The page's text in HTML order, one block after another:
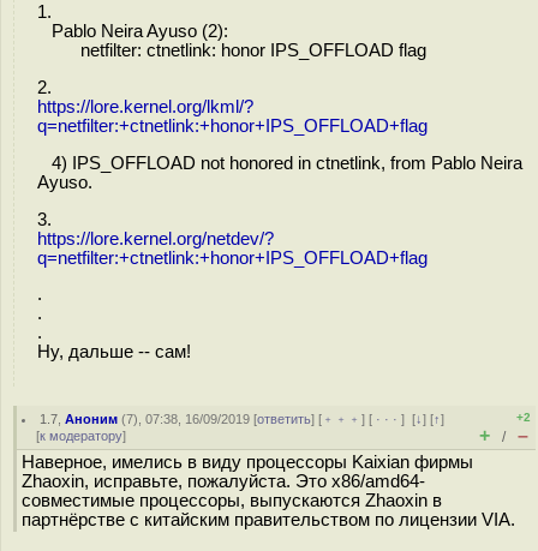
1.
Pablo Neira Ayuso (2):
netfilter: ctnetlink: honor IPS_OFFLOAD flag
2.
https://lore.kernel.org/lkml/?
q=netfilter:+ctnetlink:+honor+IPS_OFFLOAD+flag
4) IPS_OFFLOAD not honored in ctnetlink, from Pablo Neira
Ayuso.
3.
https://lore.kernel.org/netdev/?
q=netfilter:+ctnetlink:+honor+IPS_OFFLOAD+flag
.
.
.
Ну, дальше -- сам!
1.7 ,Аноним (7), 07:38, 16/09/2019 [ответить] [ ﹢﹢﹢] [ · · ·][↓] [↑]
[к модератору]
+2
+ / –
Наверное, имелись в виду процессоры Kaixian фирмы
Zhaoxin, исправьте, пожалуйста. Это x86/amd64-
совместимые процессоры, выпускаются Zhaoxin в
партнёрстве с китайским правительством по лицензии VIA.